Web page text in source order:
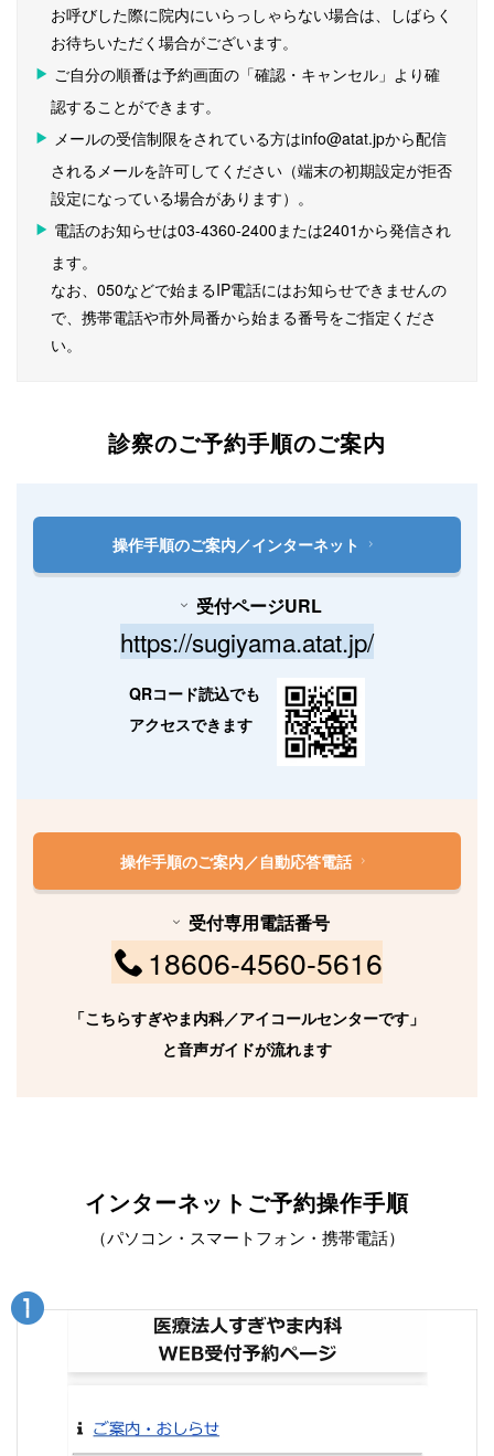
お呼びした際に院内にいらっしゃらない場合は、しばらく
お待ちいただく場合がございます。
ご自分の順番は予約画面の「確認・キャンセル」より確
認することができます。
メールの受信制限をされている方はinfo@atat.jpから配信
されるメールを許可してください（端末の初期設定が拒否
設定になっている場合があります）。
電話のお知らせは03-4360-2400または2401から発信され
ます。
なお、050などで始まるIP電話にはお知らせできませんの
で、携帯電話や市外局番から始まる番号をご指定くださ
い。
診察のご予約手順のご案内
操作手順のご案内／インターネット
受付ページURL
https://sugiyama.atat.jp/
QRコード読込でも
アクセスできます
操作手順のご案内／自動応答電話
受付専用電話番号
18606-4560-5616
「こちらすぎやま内科／アイコールセンターです」
と音声ガイドが流れます
インターネットご予約操作手順
（パソコン・スマートフォン・携帯電話）